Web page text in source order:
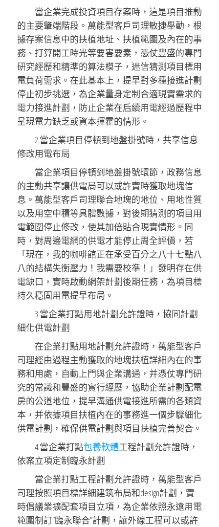
當企業完成投資項目存案時，這是項目推動
的主要肇端階段。萬能型客戶司理敏捷舉動，根
據存案信息中的扶植地址、扶植範圍及內在的事
務、打算開工時光等要害要素，憑仗豐盛的專門
研究經歷和精準的算法模子，迷信猜測項目標用
電負荷需求。在此基本上，提早對多種接進計劃
停止初步挑選，為企業量身定制合適現實需求的
電力接進計劃，防止企業在后續用電經過歷程中
呈現電力缺乏或資本揮霍的情形。
2.當企業項目停頓到地盤掛號時，共享信息
修改用電布局
當企業項目停頓到地盤掛號環節，政務信息
的主動共享讓供電局可以或許實時獲取地塊信
息。萬能型客戶司理聯合地塊的地位、用地性質
以及用空中積等具體數據，對後期猜測的項目用
電範圍停止修改，使其加倍貼合現實情形。同
時，對周邊電網的供電才能停止周全評價，若
「現在，我的咖啡館正在承受百分之八十七點八
八的結構失衡壓力！我需要校準！」發明存在供
電缺口，實時啟動網架計劃後期任務，為項目標
持久穩固用電提早布局。
3.當企業打點用地計劃允許證時，協同計劃
細化供電計劃
在企業打點用地計劃允許證時，萬能型客戶
司理經由過程主動獲取的地塊扶植詳細內在的事
務和用處，自動上門與企業溝通，并憑仗專門研
究的常識和豐盛的實行經歷，協助企業計劃配電
房的公道地位，提早溝通供電接進所需的各類資
本，并依據項目扶植內在的事務進一個步驟細化
供電計劃，確保供電計劃與項目扶植完善契合。
4.當企業打點包養軟體工程計劃允許證時，
依案立項定制臨永計劃
當企業打點工程計劃允許證時，萬能型客戶
司理按照項目標詳細建筑布局和design計劃，實
時倡議業擴配套項目立項，為企業依照永遠用電
範圍制訂“臨永聯合”計劃，讓外線工程可以或許